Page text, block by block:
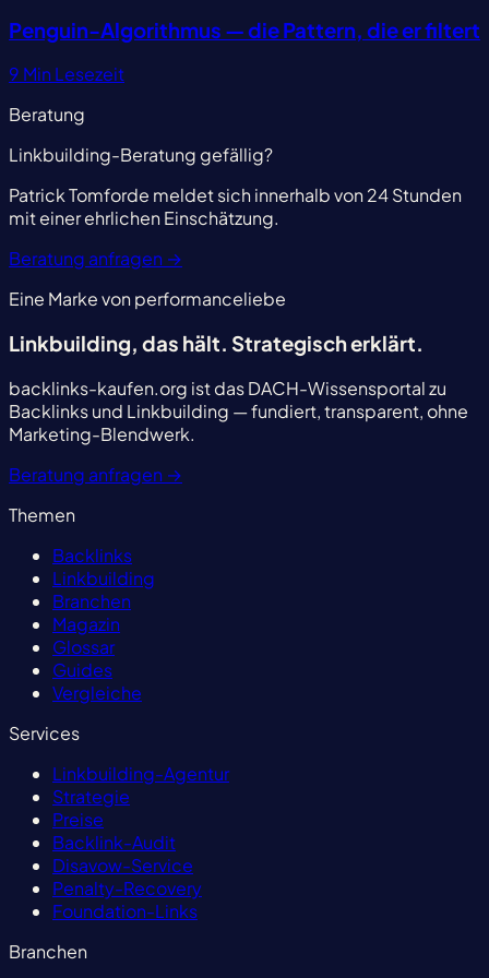
Penguin-Algorithmus — die Pattern, die er filtert
9 Min Lesezeit
Beratung
Linkbuilding-Beratung gefällig?
Patrick Tomforde meldet sich innerhalb von 24 Stunden
mit einer ehrlichen Einschätzung.
Beratung anfragen →
Eine Marke von performanceliebe
Linkbuilding, das hält. Strategisch erklärt.
backlinks-kaufen.org ist das DACH-Wissensportal zu
Backlinks und Linkbuilding — fundiert, transparent, ohne
Marketing-Blendwerk.
Beratung anfragen →
Themen
Backlinks
Linkbuilding
Branchen
Magazin
Glossar
Guides
Vergleiche
Services
Linkbuilding-Agentur
Strategie
Preise
Backlink-Audit
Disavow-Service
Penalty-Recovery
Foundation-Links
Branchen